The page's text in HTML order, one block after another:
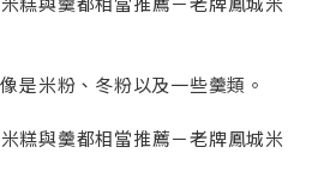
是米粉、冬粉以及一些羹類。